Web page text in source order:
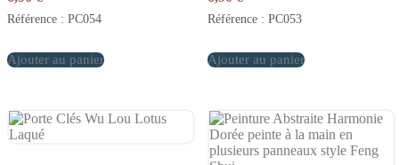
Référence : PC054
Ajouter au panier
Référence : PC053
Ajouter au panier